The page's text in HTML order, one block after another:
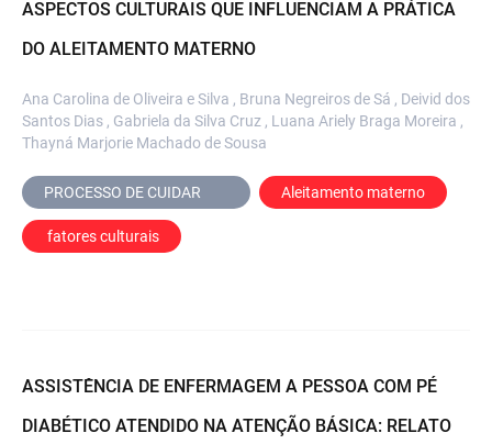
ASPECTOS CULTURAIS QUE INFLUENCIAM A PRÁTICA
DO ALEITAMENTO MATERNO
Ana Carolina de Oliveira e Silva , Bruna Negreiros de Sá , Deivid dos
Santos Dias , Gabriela da Silva Cruz , Luana Ariely Braga Moreira ,
Thayná Marjorie Machado de Sousa
Aleitamento materno
fatores culturais
ASSISTÊNCIA DE ENFERMAGEM A PESSOA COM PÉ
DIABÉTICO ATENDIDO NA ATENÇÃO BÁSICA: RELATO